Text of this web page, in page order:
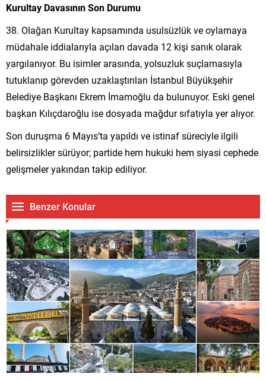
Kurultay Davasının Son Durumu
38. Olağan Kurultay kapsamında usulsüzlük ve oylamaya
müdahale iddialarıyla açılan davada 12 kişi sanık olarak
yargılanıyor. Bu isimler arasında, yolsuzluk suçlamasıyla
tutuklanıp görevden uzaklaştırılan İstanbul Büyükşehir
Belediye Başkanı Ekrem İmamoğlu da bulunuyor. Eski genel
başkan Kılıçdaroğlu ise dosyada mağdur sıfatıyla yer alıyor.
Son duruşma 6 Mayıs’ta yapıldı ve istinaf süreciyle ilgili
belirsizlikler sürüyor; partide hem hukuki hem siyasi cephede
gelişmeler yakından takip ediliyor.
Benzer Konular